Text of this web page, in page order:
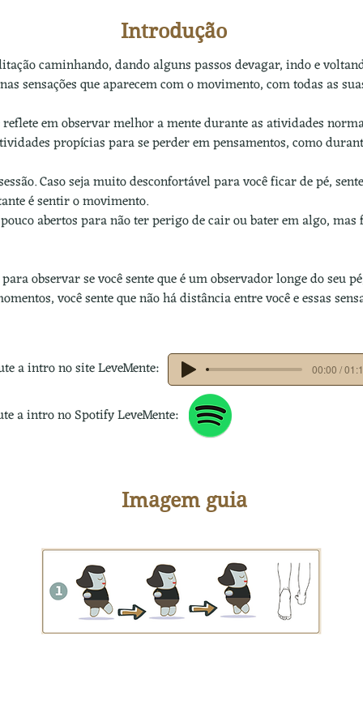
Introdução
caminhando, dando alguns passos devagar, indo e
sensações que aparecem com o movimento, com todas as
reflete em observar melhor a mente durante as atividades
propícias para se perder em pensamentos, como
Caso seja muito desconfortável para você ficar de pé,
é sentir o movimento.
abertos para não ter perigo de cair ou bater em algo, mas
observar se você sente que é um observador longe do seu
você sente que não há distância entre você e essas
00:00 /
a intro no site LeveMente:
a intro no Spotify LeveMente:
Imagem guia